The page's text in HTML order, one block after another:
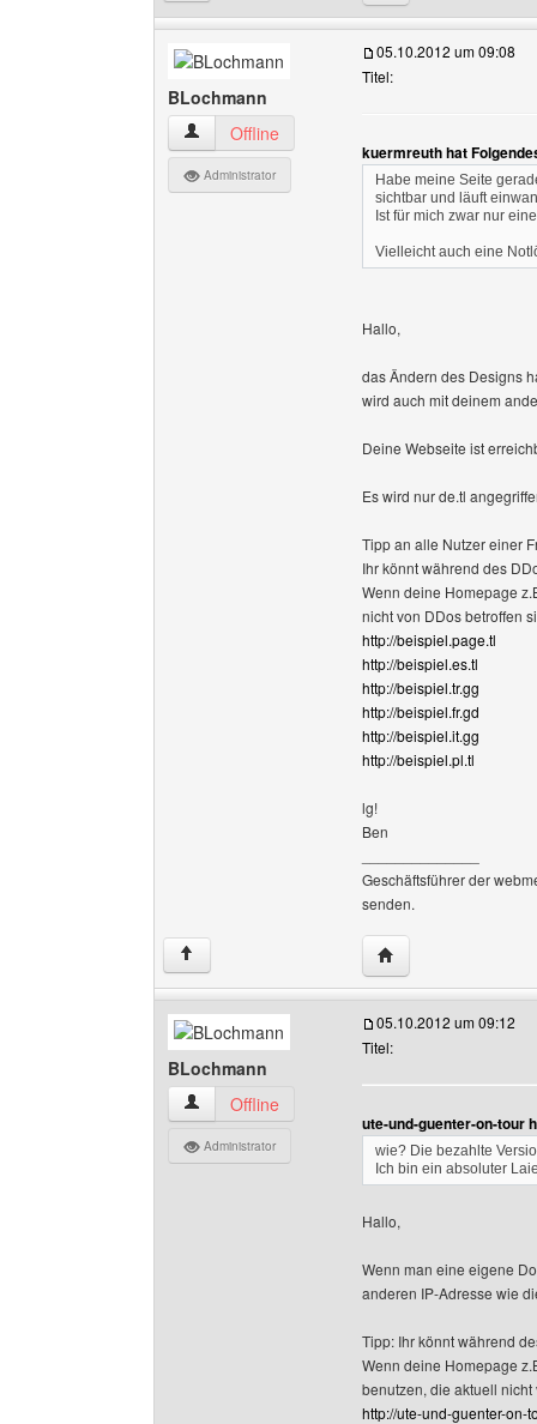
BLochmann
BLochmann Benutzer-Profile anzeigen
Offline
Administrator
05.10.2012 um 09:08
Titel:
kuermreuth hat
Habe meine Seite
sichtbar und läuft
Ist für mich zwar nur
Vielleicht auch eine
Hallo,
das Ändern des Designs
wird auch mit deinem
Deine Webseite ist
Es wird nur de.tl
Tipp an alle Nutzer einer
Ihr könnt während des
Wenn deine Homepage
nicht von DDos betroffen
http://beispiel.page.tl
http://beispiel.es.tl
http://beispiel.tr.gg
http://beispiel.fr.gd
http://beispiel.it.gg
http://beispiel.pl.tl
lg!
Ben
Geschäftsführer der
senden.
↑ Website dieses
BLochmann
BLochmann Benutzer-Profile anzeigen
Offline
Administrator
05.10.2012 um 09:12
Titel:
ute-und-guenter-on-tour
wie? Die bezahlte
Ich bin ein absoluter
Hallo,
Wenn man eine eigene
anderen IP-Adresse wie
Tipp: Ihr könnt während
Wenn deine Homepage
benutzen, die aktuell
http://ute-und-guenter-on-